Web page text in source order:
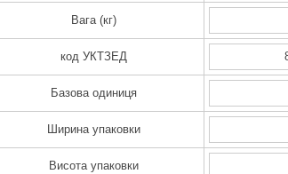
Вага (кг)
код УКТЗЕД
Базова одиниця
Ширина упаковки
Висота упаковки